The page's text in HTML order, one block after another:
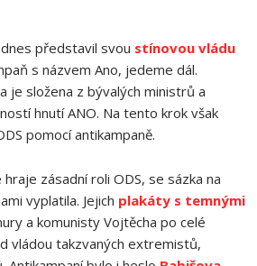
představil svou stínovou vládu
s názvem Ano, jedeme dál.
je složena z bývalých ministrů a
hnutí ANO. Na tento krok však
pomocí antikampaně.
zásadní roli ODS, se sázka na
vyplatila. Jejich plakáty s temnými
a komunisty Vojtěcha po celé
vládou takzvaných extremistů,